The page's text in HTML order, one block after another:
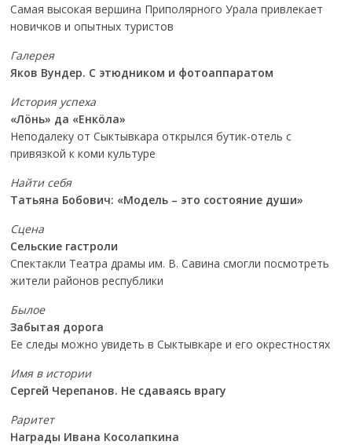
Самая высокая вершина Приполярного Урала привлекает
новичков и опытных туристов
Галерея
Яков Вундер. С этюдником и фотоаппаратом
История успеха
«Лöнь» да «Енкöла»
Неподалеку от Сыктывкара открылся бутик-отель с
привязкой к коми культуре
Найти себя
Татьяна Бобович: «Модель – это состояние души»
Сцена
Сельские гастроли
Спектакли Театра драмы им. В. Савина смогли посмотреть
жители районов республики
Былое
Забытая дорога
Ее следы можно увидеть в Сыктывкаре и его окрестностях
Имя в истории
Сергей Черепанов. Не сдаваясь врагу
Раритет
Награды Ивана Косолапкина